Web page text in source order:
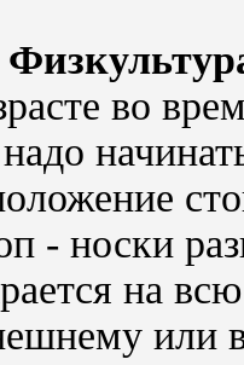
во
- носки
на
или